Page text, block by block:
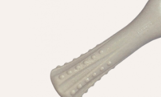
АКЦИИ
О
БЛОГ
Оплата и